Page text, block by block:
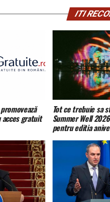
ITI
gratuit
Tot ce trebuie sa
Summer Well
pentru editia